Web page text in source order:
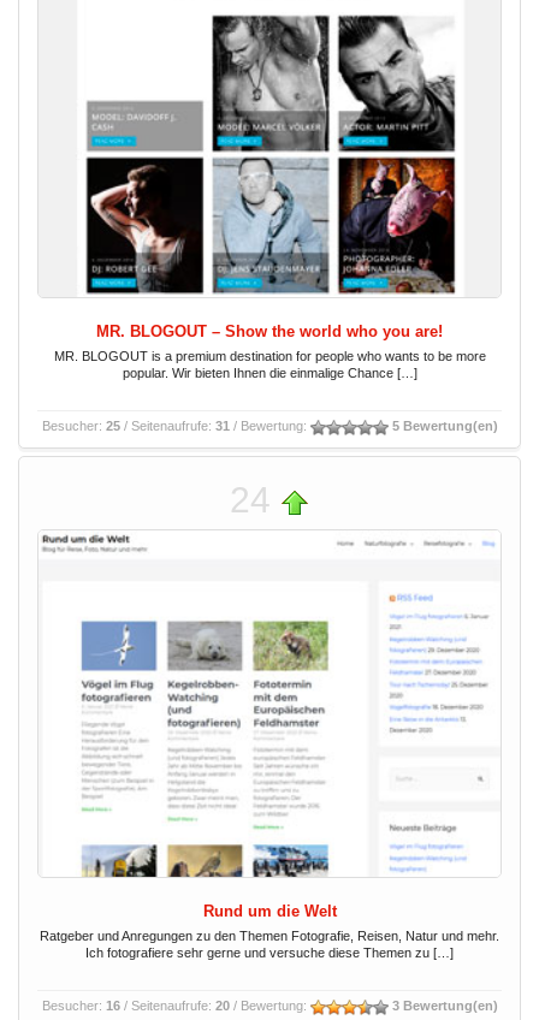
MR. BLOGOUT – Show the world who you are!
MR. BLOGOUT is a premium destination for people who wants to be more
popular. Wir bieten Ihnen die einmalige Chance […]
Besucher: 25/ Seitenaufrufe: 31 / Bewertung: 5 Bewertung(en)
24
Rund um die Welt
Ratgeber und Anregungen zu den Themen Fotografie, Reisen, Natur und mehr.
Ich fotografiere sehr gerne und versuche diese Themen zu […]
Besucher: 16/ Seitenaufrufe: 20/ Bewertung: 3 Bewertung(en)